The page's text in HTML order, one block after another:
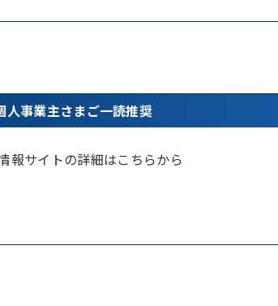
人事業主さまご一読推奨
報サイトの詳細はこちらから